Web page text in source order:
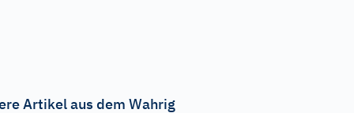
Artikel aus dem Wahrig